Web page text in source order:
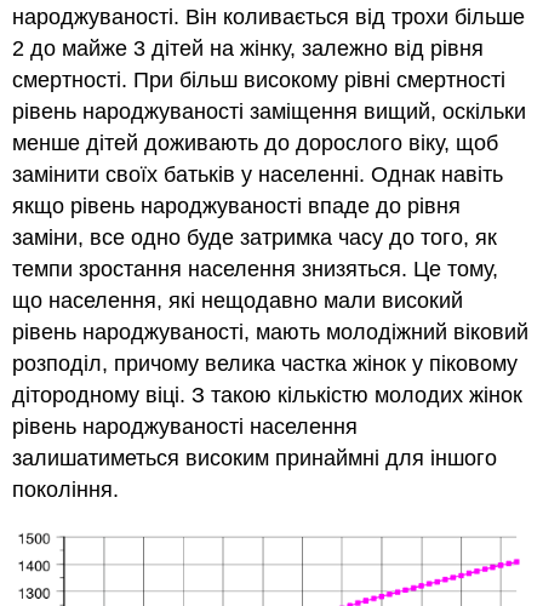
народжуваності. Він коливається від трохи більше
2 до майже 3 дітей на жінку, залежно від рівня
смертності. При більш високому рівні смертності
рівень народжуваності заміщення вищий, оскільки
менше дітей доживають до дорослого віку, щоб
замінити своїх батьків у населенні. Однак навіть
якщо рівень народжуваності впаде до рівня
заміни, все одно буде затримка часу до того, як
темпи зростання населення знизяться. Це тому,
що населення, які нещодавно мали високий
рівень народжуваності, мають молодіжний віковий
розподіл, причому велика частка жінок у піковому
дітородному віці. З такою кількістю молодих жінок
рівень народжуваності населення
залишатиметься високим принаймні для іншого
покоління.